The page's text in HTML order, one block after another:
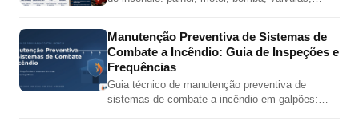
Manutenção Preventiva de Sistemas de
Combate a Incêndio: Guia de Inspeções e
Frequências
Guia técnico de manutenção preventiva de
sistemas de combate a incêndio em galpões: